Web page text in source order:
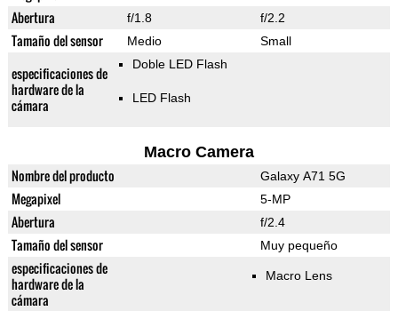
Abertura f/1.8 f/2.2
Tamaño del sensor Medio Small
especificaciones de
hardware de la
cámara
Doble LED Flash
LED Flash
Macro Camera
Nombre del producto Galaxy A71 5G
Megapixel 5-MP
Abertura f/2.4
Tamaño del sensor Muy pequeño
especificaciones de
hardware de la
cámara
Macro Lens